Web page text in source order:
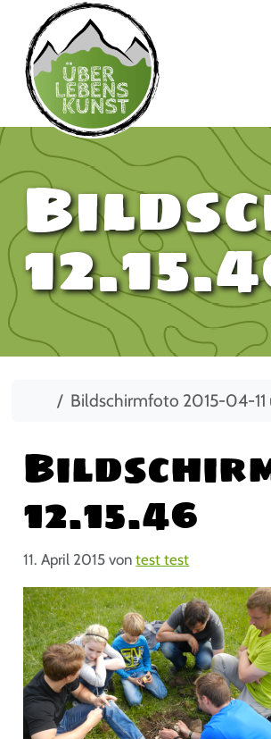
StartBildschirmfoto 2015-04-11
12.15.46
11. April 2015 vontest test